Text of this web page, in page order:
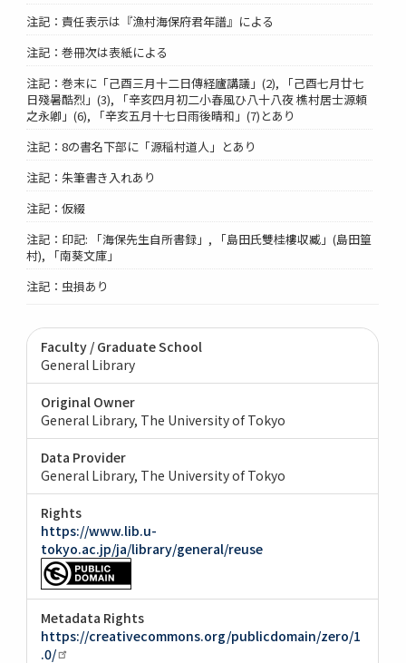
注記：責任表示は『漁村海保府君年譜』による
注記：巻冊次は表紙による
注記：巻末に「己酉三月十二日傳経廬講議」(2), 「己酉七月廿七
日殘暑酷烈」(3), 「辛亥四月初二小春風ひ八十八夜 樵村居士源頼
之永卿」(6), 「辛亥五月十七日雨後晴和」(7)とあり
注記：8の書名下部に「源稲村道人」とあり
注記：朱筆書き入れあり
注記：仮綴
注記：印記: 「海保先生自所書録」, 「島田氏雙桂樓収臧」(島田篁
村), 「南葵文庫」
注記：虫損あり
Faculty / Graduate School
General Library
Original Owner
General Library, The University of Tokyo
Data Provider
General Library, The University of Tokyo
Rights
https://www.lib.u-
tokyo.ac.jp/ja/library/general/reuse
Metadata Rights
https://creativecommons.org/publicdomain/zero/1
.0/